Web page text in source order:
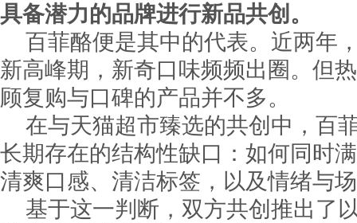
具备潜力的品牌进行新品共创。
百菲酪便是其中的代表。近两年
新高峰期，新奇口味频频出圈。但
顾复购与口碑的产品并不多。
在与天猫超市臻选的共创中，百
长期存在的结构性缺口：如何同时
清爽口感、清洁标签，以及情绪与
基于这一判断，双方共创推出了